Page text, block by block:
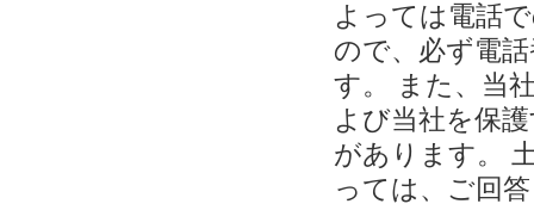
よっては電話
ので、必ず電
す。 また、当
よび当社を保
があります。
っては、ご回